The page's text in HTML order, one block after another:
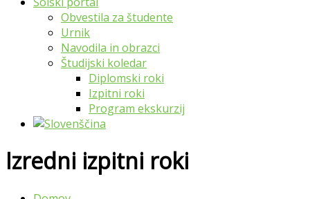
Obvestila za študente
Urnik
Navodila in obrazci
Študijski koledar
Diplomski roki
Izpitni roki
Program ekskurzij
Izredni izpitni roki